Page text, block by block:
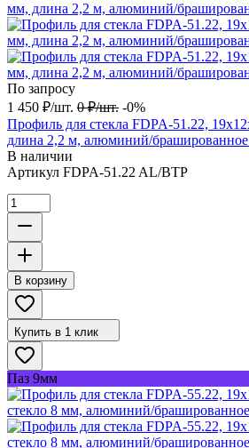
По запросу
1 450 ₽/шт. 0 ₽/шт. -0%
Профиль для стекла FDPA-51.22,
длина 2,2 м, алюминий/брашированное
В наличии
Артикул FDPA-51.22 AL/BTP
В корзину
Купить в 1 клик
Паз 9мм